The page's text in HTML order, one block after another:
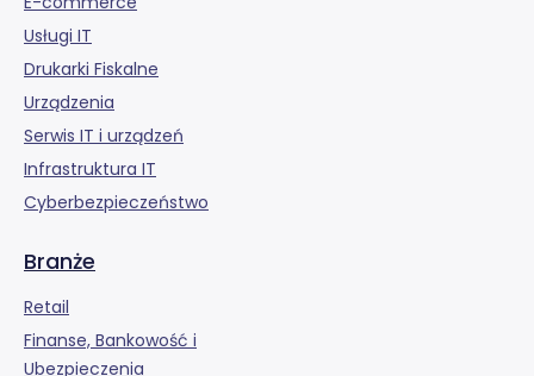
Usługi IT
Drukarki Fiskalne
Urządzenia
Serwis IT i urządzeń
Infrastruktura IT
Cyberbezpieczeństwo
Branże
Retail
Finanse, Bankowość i
Ubezpieczenia